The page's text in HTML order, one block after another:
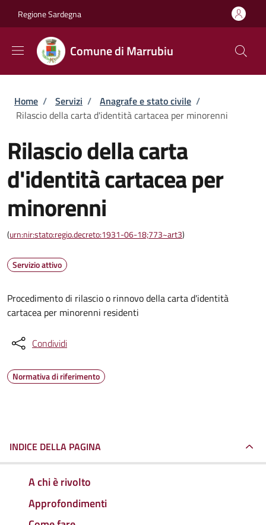
Regione Sardegna
Comune di Marrubiu
Briciole di pane
Home / Servizi / Anagrafe e stato civile /
Rilascio della carta d'identità cartacea per minorenni
Rilascio della carta
d'identità cartacea per
minorenni
(urn:nir:stato:regio.decreto:1931-06-18;773~art3)
Servizio attivo
Procedimento di rilascio o rinnovo della carta d'identità
cartacea per minorenni residenti
Condividi
Normativa di riferimento
INDICE DELLA PAGINA
A chi è rivolto
Approfondimenti